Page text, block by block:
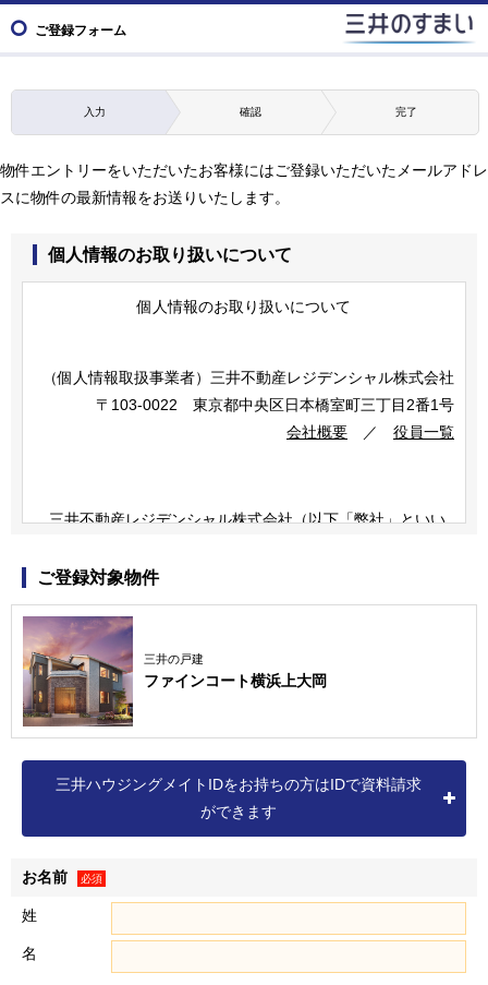
ご登録フォーム
入力 確認 完了
物件エントリーをいただいたお客様にはご登録いただいたメールアドレ
スに物件の最新情報をお送りいたします。
個人情報のお取り扱いについて
個人情報のお取り扱いについて
（個人情報取扱事業者） 三井不動産レジデンシャル株式会社
〒103-0022 東京都中央区日本橋室町三丁目2番1号
会社概要 ／ 役員一覧
三井不動産レジデンシャル株式会社（以下「弊社」といい
三井不動産グループは、すまいとくらしに関する事業のほ
か、商業施設事業、ホテル・リゾート事業、オフィスビル事
業、ロジスティクス事業など、様々な事業を展開しています
（詳細は三井不動産株式会社の
い）。
なお、弊社の個人情報保護方針および個人情報の取扱いに
つきましては、以下をご覧ください。
個人情報保護方針
個人情報の取扱いについて
個人情報の取得
１．弊社は、資料請求・物件エントリーいただいた方、物件
に来場いただいた方、ならびに売買契約を締結いただいた方
（以下「お客様」といいます）に関する以下記載の個人情報
ご登録対象物件
三井の戸建
ファインコート横浜上大岡
三井ハウジングメイトIDをお持ちの方はIDで資料請求
ができます
お名前 必須
姓
名